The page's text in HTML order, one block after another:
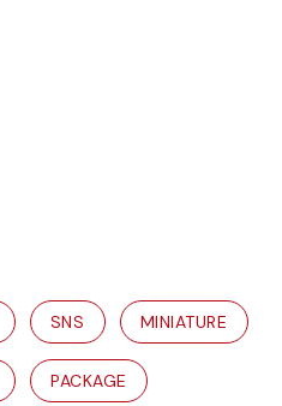
SNS MINIATURE
PACKAGE